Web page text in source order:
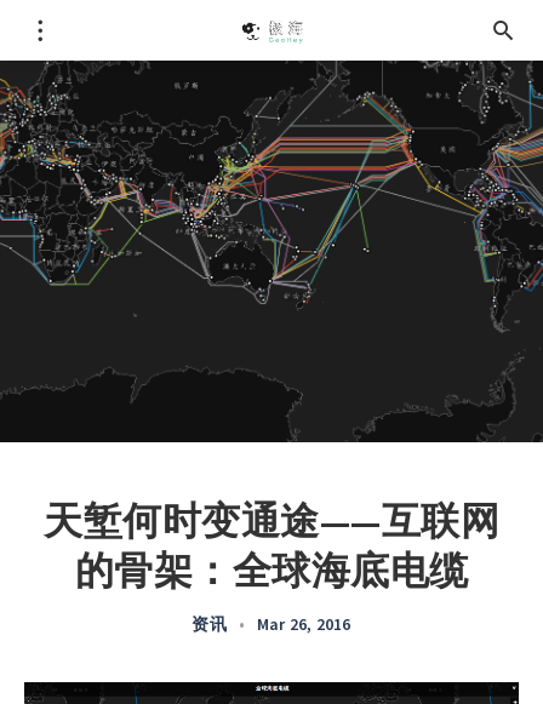
天堑何时变通途——互联网
的骨架：全球海底电缆
资讯 • Mar 26, 2016